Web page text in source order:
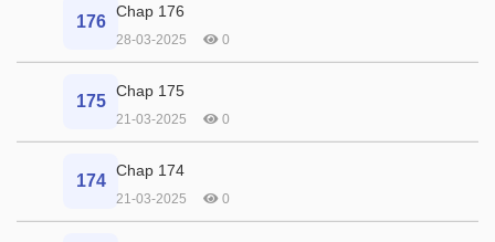
176
Chap 176
28-03-2025 0
175
Chap 175
21-03-2025 0
174
Chap 174
21-03-2025 0